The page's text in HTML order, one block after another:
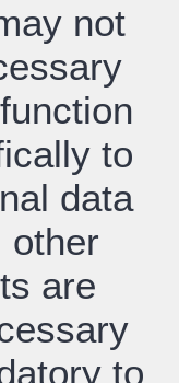
not
to
data
other
are
to